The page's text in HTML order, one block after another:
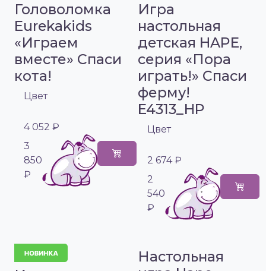
Головоломка
Eurekakids
«Играем
вместе» Спаси
кота!
Цвет
4 052 ₽
3
850
₽
Игра
настольная
детская HAPE,
серия «Пора
играть!» Спаси
ферму!
E4313_HP
Цвет
2 674 ₽
2
540
₽
Настольная